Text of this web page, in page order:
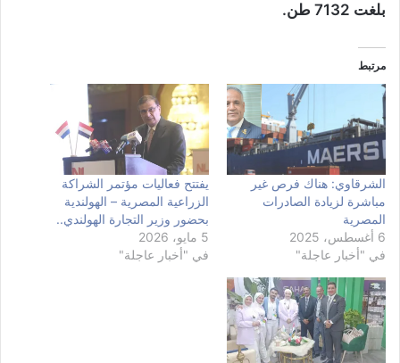
بلغت 7132 طن.
مرتبط
الشرقاوي: هناك فرص غير
مباشرة لزيادة الصادرات
المصرية
6 أغسطس، 2025
في "أخبار عاجلة"
يفتتح فعاليات مؤتمر الشراكة
الزراعية المصرية – الهولندية
بحضور وزير التجارة الهولندي..
5 مايو، 2026
في "أخبار عاجلة"